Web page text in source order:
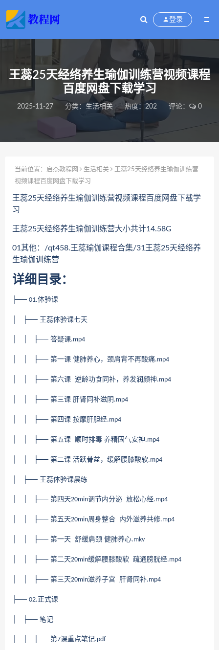
登录
王蕊25天经络养生瑜伽训练营视频课程
百度网盘下载学习
2025-11-27 分类： 生活相关 热度：202 评论： 0
当前位置： 启杰教程网 生活相关
王蕊25天经络养生瑜伽训练营
视频课程百度网盘下载学习
王蕊25天经络养生瑜伽训练营视频课程百度网盘下载学
习
王蕊25天经络养生瑜伽训练营大小共计14.58G
01其他：/qt458.王蕊瑜伽课程合集/31王蕊25天经络养
生瑜伽训练营
详细目录：
├── 01.体验课
│ ├── 王蕊体验课七天
│ │ ├── 答疑课.mp4
│ │ ├── 第一课 健肺养心，颈肩背不再酸痛.mp4
│ │ ├── 第六课 逆龄功食同补，养发润颜神.mp4
│ │ ├── 第三课 肝肾同补滋阴 .mp4
│ │ ├── 第四课 按摩肝胆经.mp4
│ │ ├── 第五课 顺时排毒 养精固气安神.mp4
│ │ ├── 第二课 活跃骨盆，缓解腰膝酸软.mp4
│ ├── 王蕊体验课晨练
│ │ ├── 第四天20min调节内分泌 放松心经.mp4
│ │ ├── 第五天20min周身整合 内外滋养共修.mp4
│ │ ├── 第一天 舒缓肩颈 健肺养心.mkv
│ │ ├── 第二天20min缓解腰膝酸软 疏通膀胱经.mp4
│ │ ├── 第三天20min滋养子宫 肝肾同补.mp4
├── 02. 正式课
│ ├── 笔记
│ │ ├── 第7课重点笔记.pdf